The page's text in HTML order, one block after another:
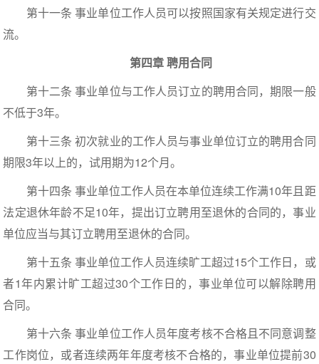
第十一条 事业单位工作人员可以按照国家有关规定进行交
流。
第四章 聘用合同
第十二条 事业单位与工作人员订立的聘用合同，期限一般
不低于3年。
第十三条 初次就业的工作人员与事业单位订立的聘用合同
期限3年以上的，试用期为12个月。
第十四条 事业单位工作人员在本单位连续工作满10年且距
法定退休年龄不足10年，提出订立聘用至退休的合同的，事业
单位应当与其订立聘用至退休的合同。
第十五条 事业单位工作人员连续旷工超过15个工作日，或
者1年内累计旷工超过30个工作日的，事业单位可以解除聘用
合同。
第十六条 事业单位工作人员年度考核不合格且不同意调整
工作岗位，或者连续两年年度考核不合格的，事业单位提前30